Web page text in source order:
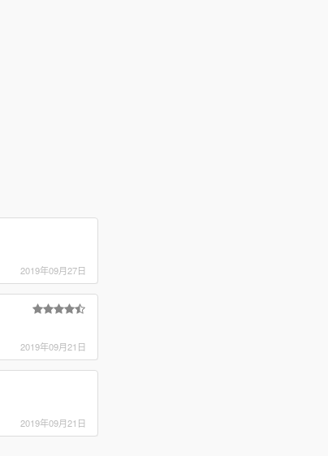
2019年09月27日
2019年09月21日
2019年09月21日